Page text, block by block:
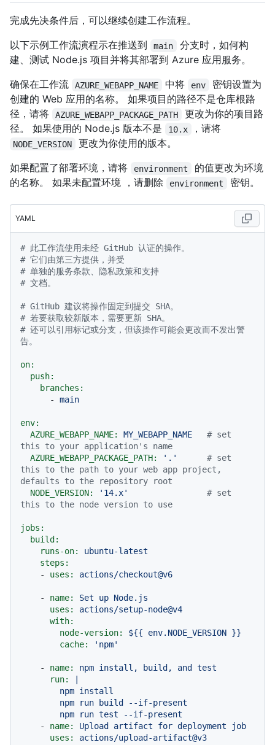
完成先决条件后，可以继续创建工作流程。
以下示例工作流演程示在推送到
main
分支时，如何构
建、测试 Node.js 项目并将其部署到 Azure 应用服务。
确保在工作流
AZURE_WEBAPP_NAME 中将 env
密钥设置为
创建的 Web 应用的名称。 如果项目的路径不是仓库根路
径，请将
AZURE_WEBAPP_PACKAGE_PATH
更改为你的项目路
径。 如果使用的 Node.js 版本不是
10.x ，请将
NODE_VERSION
更改为你使用的版本。
如果配置了部署环境，请将
environment
的值更改为环境
的名称。 如果未配置环境 ，请删除
environment 密钥。
YAML
# 此工作流使用未经 GitHub 认证的操作。
# 它们由第三方提供，并受
# 单独的服务条款、隐私政策和支持
# 文档。
# GitHub 建议将操作固定到提交 SHA。
# 若要获取较新版本，需要更新 SHA。
# 还可以引用标记或分支，但该操作可能会更改而不发出警
告。
on:
push:
branches:
-
main
env:
AZURE_WEBAPP_NAME:
MY_WEBAPP_NAME
# set
this to your application's name
AZURE_WEBAPP_PACKAGE_PATH:
'.'
# set
this to the path to your web app project,
defaults to the repository root
NODE_VERSION:
'14.x'
# set
this to the node version to use
jobs:
build:
runs-on:
ubuntu-latest
steps:
-
uses: actions/checkout@v6
- name: Set up Node.js
uses:
actions/setup-node@v4
with:
node-version:
${{ env.NODE_VERSION }}
cache:
'npm'
- name: npm install, build, and
test
run:
-
name: Upload artifact for deployment
job
uses:
actions/upload-artifact@v3